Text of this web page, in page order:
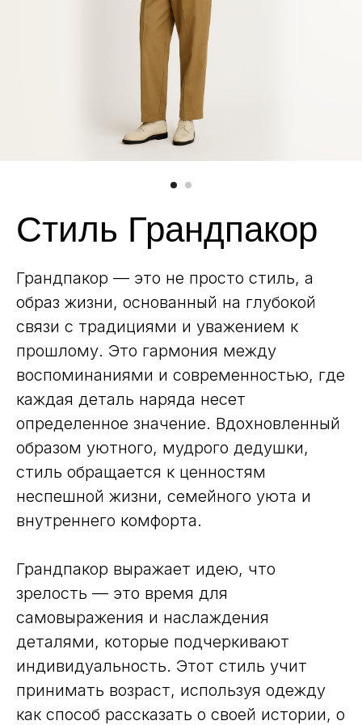
Стиль Грандпакор
Грандпакор — это не просто стиль, а
образ жизни, основанный на глубокой
связи с традициями и уважением к
прошлому. Это гармония между
воспоминаниями и современностью, где
каждая деталь наряда несет
определенное значение. Вдохновленный
образом уютного, мудрого дедушки,
стиль обращается к ценностям
неспешной жизни, семейного уюта и
внутреннего комфорта.
Грандпакор выражает идею, что
зрелость — это время для
самовыражения и наслаждения
деталями, которые подчеркивают
индивидуальность. Этот стиль учит
принимать возраст, используя одежду
как способ рассказать о своей истории, о